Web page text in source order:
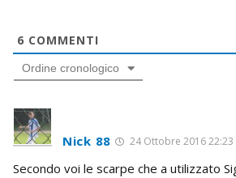
6 COMMENTI
Ordine cronologico
Nick 88 24 Ottobre 2016 22:23
Secondo voi le scarpe che a utilizzato